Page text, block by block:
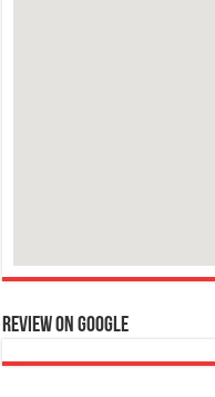
wordpress themes
Review on google